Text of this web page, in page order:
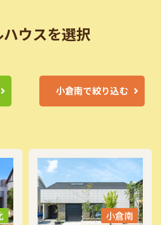
ウスを選択
小倉南で絞り込む
小倉南